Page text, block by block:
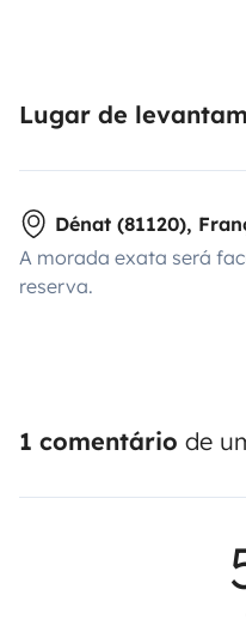
Lugar de
Dénat (81120),
A morada exata será
reserva.
1 comentário de